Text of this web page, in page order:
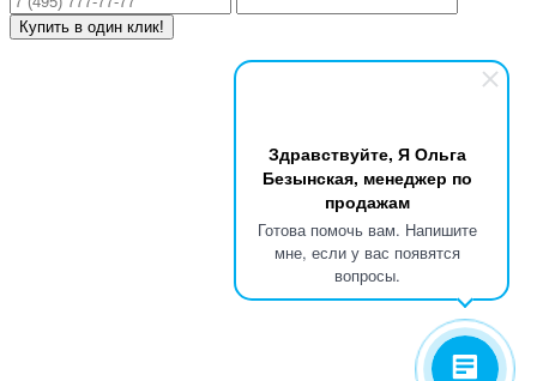
Здравствуйте, Я Ольга
Безынская, менеджер по
продажам
Готова помочь вам. Напишите
мне, если у вас появятся
вопросы.